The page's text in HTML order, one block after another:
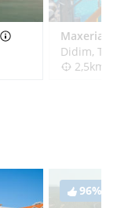
Didim,
2,5km
96%